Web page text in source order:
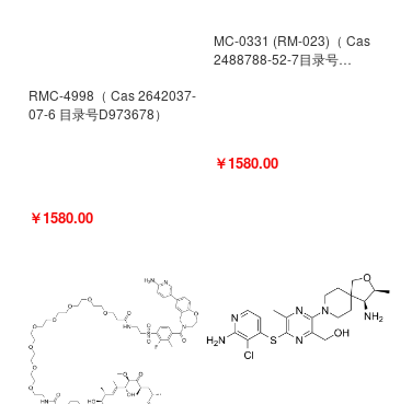
RMC-4998（ Cas 2642037-
07-6 目录号D973678）
￥1580.00
MC-0331 (RM-023)（ Cas
2488788-52-7目录号
￥1580.00